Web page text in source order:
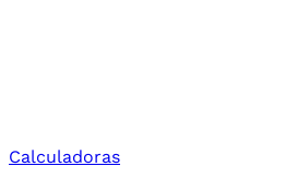
Calculadoras